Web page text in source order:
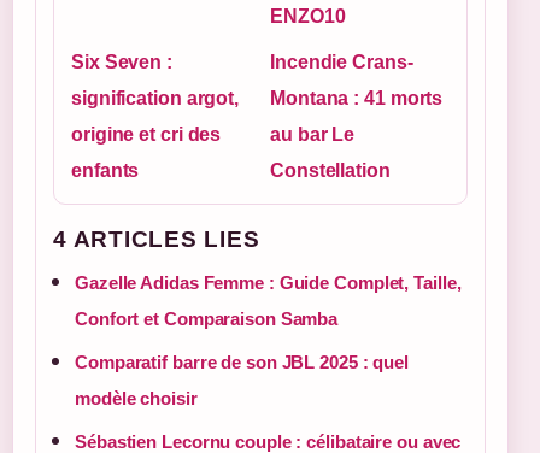
ENZO10
Six Seven :
signification argot,
origine et cri des
enfants
Incendie Crans-
Montana : 41 morts
au bar Le
Constellation
4 ARTICLES LIES
Gazelle Adidas Femme : Guide Complet, Taille,
Confort et Comparaison Samba
Comparatif barre de son JBL 2025 : quel
modèle choisir
Sébastien Lecornu couple : célibataire ou avec